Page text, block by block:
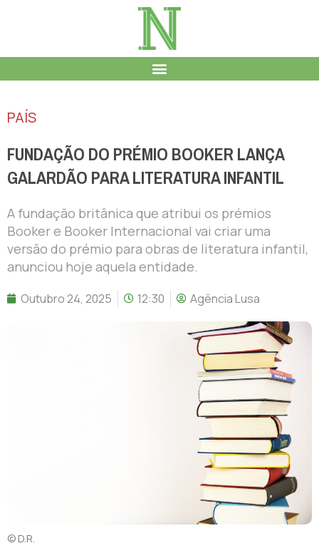
PAÍS
FUNDAÇÃO DO PRÉMIO BOOKER LANÇA
GALARDÃO PARA LITERATURA INFANTIL
A fundação britânica que atribui os prémios
Booker e Booker Internacional vai criar uma
versão do prémio para obras de literatura infantil,
anunciou hoje aquela entidade.
Outubro 24, 2025 12:30 Agência Lusa
© D.R.